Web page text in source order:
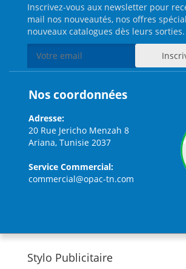
Inscrivez-vous aux newsletter pour
mail nos nouveautés, nos offres
nouveaux catalogues dès leurs sorties.
Nos coordonnées
Adresse:
20 Rue Jericho Menzah 8
Ariana, Tunisie 2037
Service Commercial:
commercial@opac-tn.com
Stylo Publicitaire